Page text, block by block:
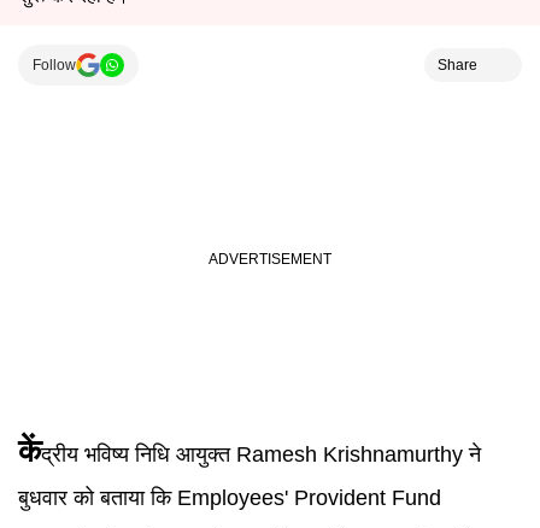
Follow Share
केंद्रीय भविष्य निधि आयुक्त Ramesh Krishnamurthy ने
बुधवार को बताया कि Employees' Provident Fund